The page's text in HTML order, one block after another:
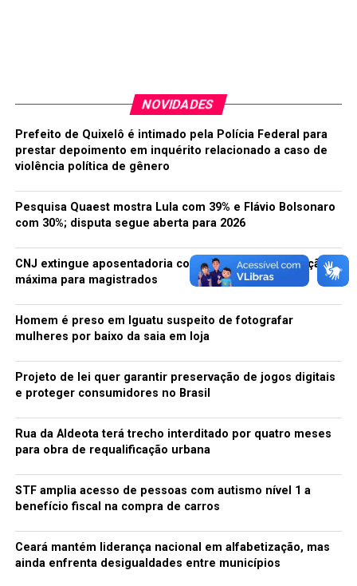
uma intensidade maior porque o pedestre precisa ser
visível à noite quando ele vai fazer o cruzamento.”
De acordo com o ministério da Saúde, mais de 107 mil
2000 a 2010
Ministério Público Estadual realiza mobilização contra a
PEC 37
NÃO PERCA
Após 20 anos, acusados pelo Massacre do Carandiru
serão julgados
redacao
NOVIDADES
Prefeito de Quixelô é intimado pela Polícia Federal para
prestar depoimento em inquérito relacionado a caso de
violência política de gênero
Pesquisa Quaest mostra Lula com 39% e Flávio Bolsonaro
com 30%; disputa segue aberta para 2026
CNJ extingue aposentadoria compulsória como punição
máxima para magistrados
Homem é preso em Iguatu suspeito de fotografar
mulheres por baixo da saia em loja
Projeto de lei quer garantir preservação de jogos digitais
e proteger consumidores no Brasil
Rua da Aldeota terá trecho interditado por quatro meses
para obra de requalificação urbana
STF amplia acesso de pessoas com autismo nível 1 a
benefício fiscal na compra de carros
Ceará mantém liderança nacional em alfabetização, mas
ainda enfrenta desigualdades entre municípios